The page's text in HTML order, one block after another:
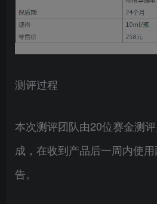
测评过程
本次测评团队由20位赛金测
成，在收到产品后一周内使
告。